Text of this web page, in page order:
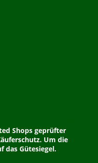
Shops geprüfter
Um die
das Gütesiegel.